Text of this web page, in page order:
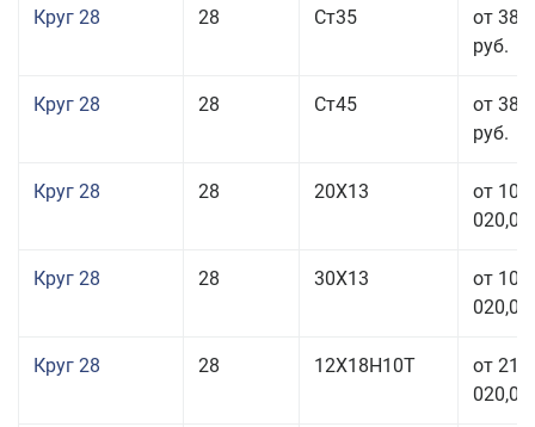
Круг 28 28 Ст35
от 38
руб.
Круг 28 28 Ст45
от 38
руб.
Круг 28 28 20Х13
от 103
020,00
Круг 28 28 30Х13
от 103
020,00
Круг 28 28 12Х18Н10Т
от 210
020,00